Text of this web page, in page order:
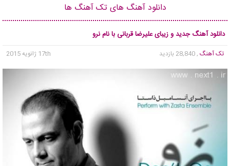
دانلود آهنگ های تک آهنگ ها
دانلود آهنگ جدید و زیبای علیرضا قربانی با نام نرو
تک آهنگ , 28,840 بازدید 17th ژانویه 2015